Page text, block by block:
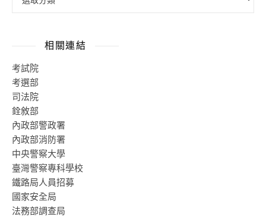
相關連結
考試院
考選部
司法院
銓敘部
內政部警政署
內政部消防署
中央警察大學
臺灣警察專科學校
鐵路局人員招募
國家安全局
法務部調查局